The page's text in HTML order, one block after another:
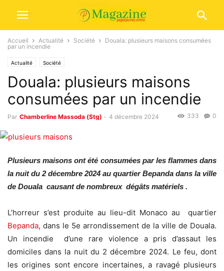
Accueil Actualité Société
Douala: plusieurs maisons consumées
par un incendie
Actualité Société
Douala: plusieurs maisons
consumées par un incendie
Par Chamberline Massoda (Stg) - 4 décembre 2024 0
333
Plusieurs maisons ont été consumées par les flammes dans
la nuit du 2 décembre 2024 au quartier Bepanda dans la ville
de Douala causant de nombreux dégâts matériels .
L’horreur s’est produite au lieu-dit Monaco au quartier
Bepanda, dans le 5e arrondissement de la ville de Douala.
Un incendie d’une rare violence a pris d’assaut les
domiciles dans la nuit du 2 décembre 2024. Le feu, dont
les origines sont encore incertaines, a ravagé plusieurs